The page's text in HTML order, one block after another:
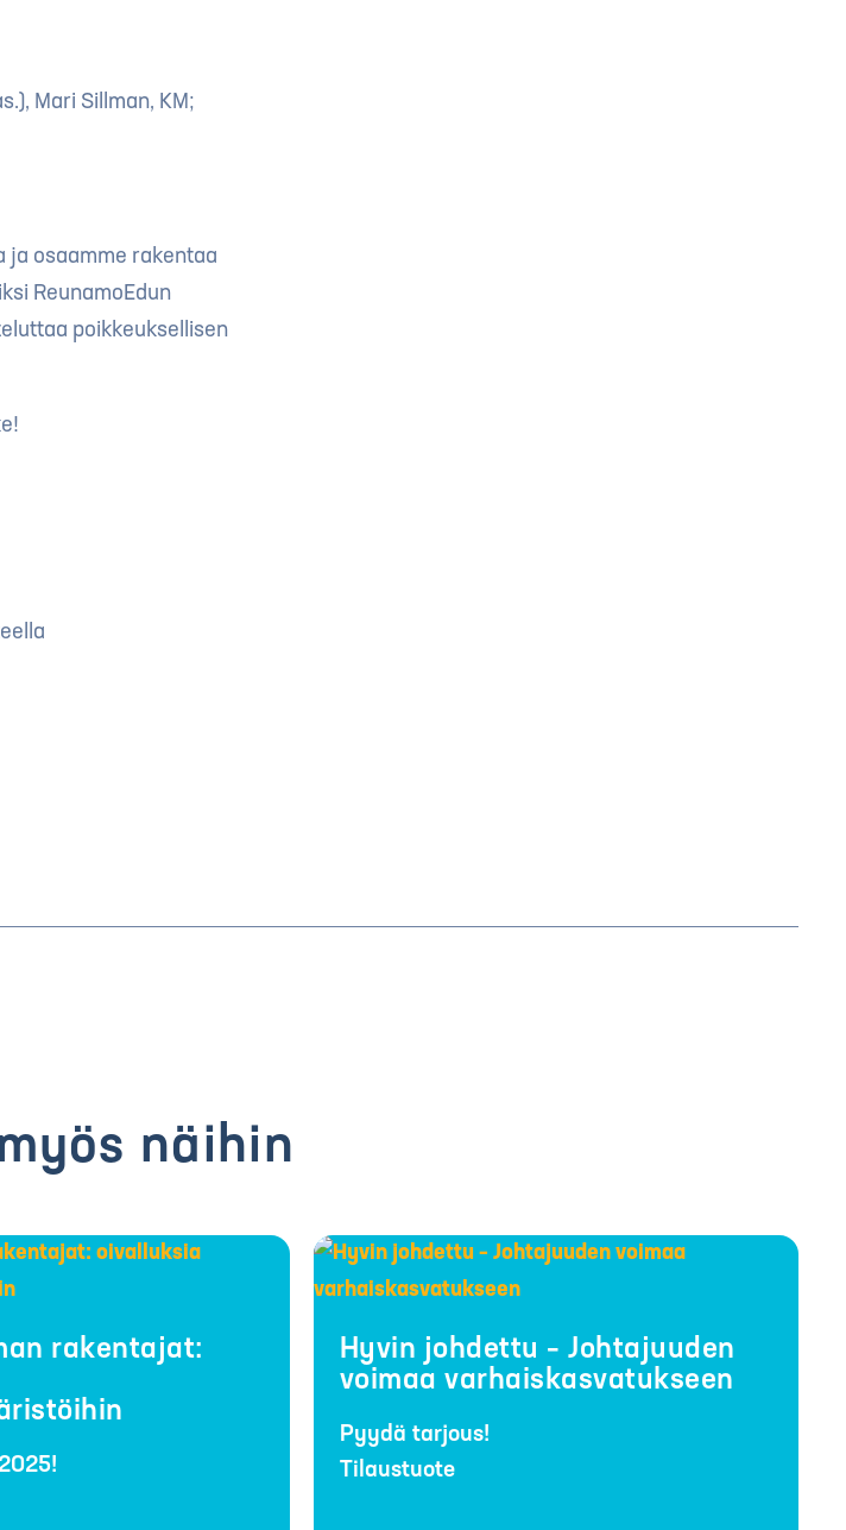
Mari Sillman, KM;
ja osaamme rakentaa
ReunamoEdun
poikkeuksellisen
näihin
rakentajat:
Hyvin johdettu – Johtajuuden
voimaa varhaiskasvatukseen
Pyydä tarjous!
Tilaustuote